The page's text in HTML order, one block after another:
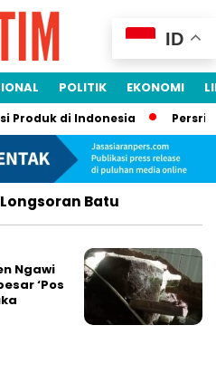
POLITIK EKONOMI
Produk di Indonesia
Batu
Ngawi
‘Pos
ID